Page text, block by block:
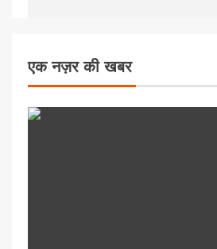
एक नज़र की खबर